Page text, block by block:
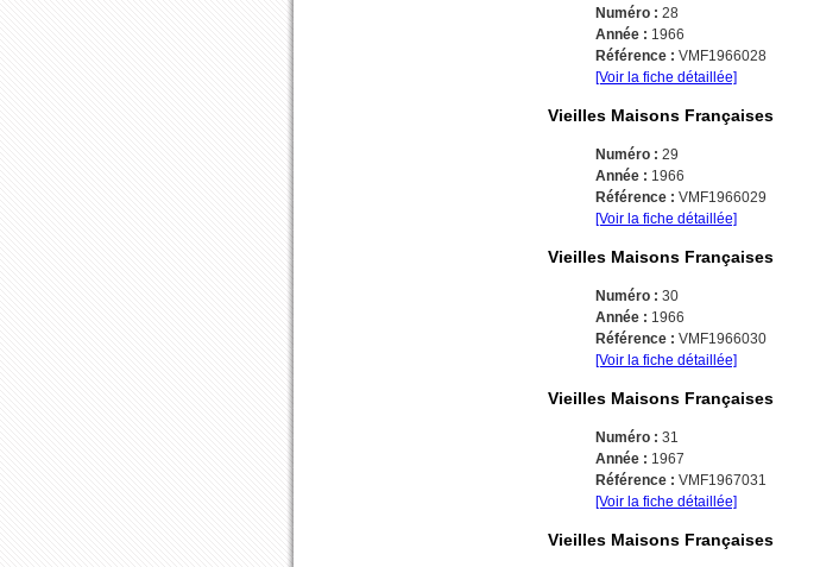
Numéro : 28
Année : 1966
Référence : VMF1966028
[Voir la fiche détaillée]
Vieilles Maisons Françaises
Numéro : 29
Année : 1966
Référence : VMF1966029
[Voir la fiche détaillée]
Vieilles Maisons Françaises
Numéro : 30
Année : 1966
Référence : VMF1966030
[Voir la fiche détaillée]
Vieilles Maisons Françaises
Numéro : 31
Année : 1967
Référence : VMF1967031
[Voir la fiche détaillée]
Vieilles Maisons Françaises